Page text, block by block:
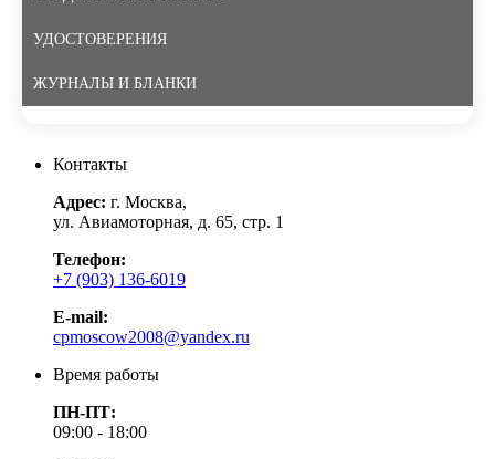
УДОСТОВЕРЕНИЯ
ЖУРНАЛЫ И БЛАНКИ
Контакты
Адрес: г. Москва,
ул. Авиамоторная, д. 65, стр. 1
Телефон:
+7 (903) 136-6019
E-mail:
cpmoscow2008@yandex.ru
Время работы
ПН-ПТ:
09:00 - 18:00